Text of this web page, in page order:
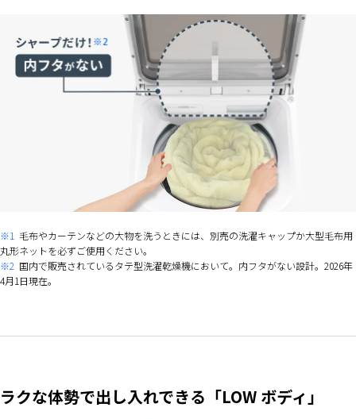
※1 毛布やカーテンなどの大物を洗うときには、別売の洗濯キャップか大型毛布用
丸形ネットを必ずご使用ください。
※2 国内で販売されているタテ型洗濯乾燥機において。内フタがない設計。2026年
4月1日現在。
ラクな体勢で出し入れできる「LOW ボディ」